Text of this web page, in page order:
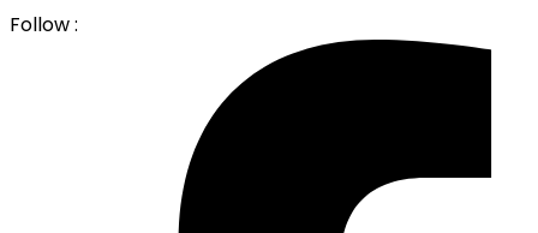
Follow :